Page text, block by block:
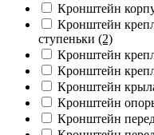
Кронштейн
Кронштейн
ступеньки (2)
Кронштейн
Кронштейн
Кронштейн
Кронштейн
Кронштейн